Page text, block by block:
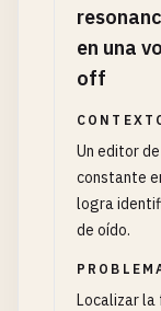
en una
off
Un editor
constante
logra
de oído.
Localizar la